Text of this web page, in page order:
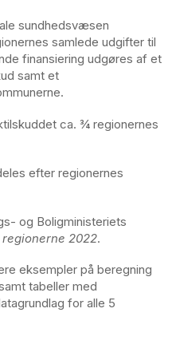
sundhedsvæsen
samlede udgifter til
finansiering udgøres af et
samt et
ca. ¾ regionernes
efter regionernes
og Boligministeriets
2022.
eksempler på beregning
tabeller med
for alle 5